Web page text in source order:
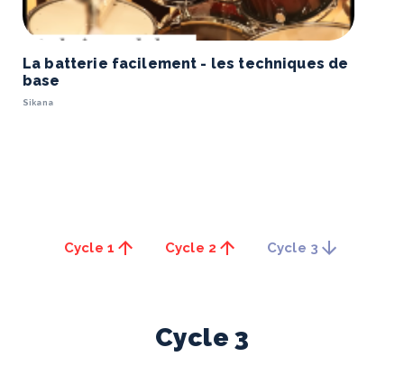
La batterie facilement - les techniques de
base
Sikana
Cycle 1 Cycle 2 Cycle 3
Cycle 3